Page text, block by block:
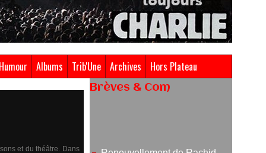
Humour Albums Trib'Une Archives Hors Plateau
et du théâtre. Dans
Brèves & Com